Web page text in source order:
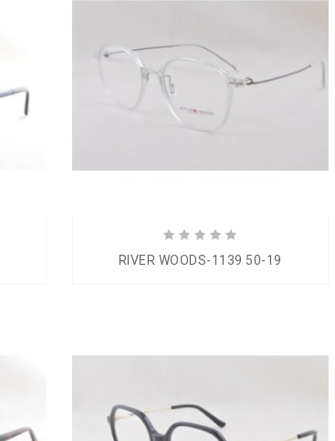
RIVER WOODS-1139 50-19